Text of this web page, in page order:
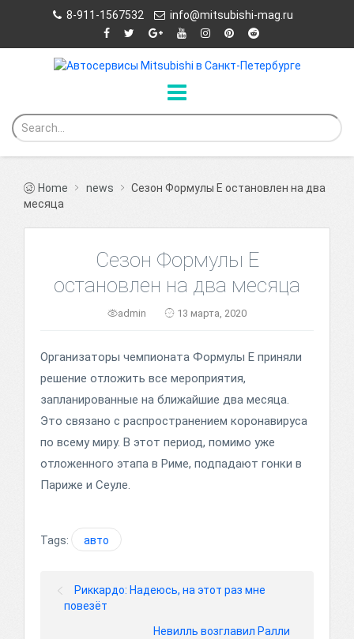
8-911-1567532 info@mitsubishi-mag.ru
Home news
Сезон Формулы Е остановлен на два
месяца
Сезон Формулы Е
остановлен на два месяца
admin 13 марта, 2020
Организаторы чемпионата Формулы Е приняли
решение отложить все мероприятия,
запланированные на ближайшие два месяца.
Это связано с распространением коронавируса
по всему миру. В этот период, помимо уже
отложенного этапа в Риме, подпадают гонки в
Париже и Сеуле.
Tags: авто
Риккардо: Надеюсь, на этот раз мне
повезёт
Невилль возглавил Ралли